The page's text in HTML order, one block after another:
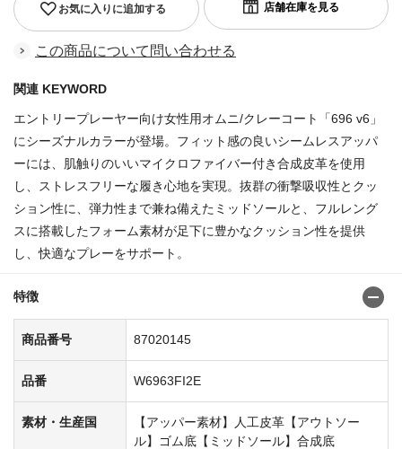
お気に入りに追加する
この商品について問い合わせる
関連 KEYWORD
エントリープレーヤー向け女性用オムニ/クレーコート「696 v6」
にシーズナルカラーが登場。フィット感の良いシームレスアッパ
ーには、肌触りのいいマイクロファイバー付き合成皮革を使用
し、ストレスフリーな履き心地を実現。抜群の衝撃吸収性とクッ
ション性に、弾力性まで兼ね備えたミッドソールと、フルレング
スに搭載したフォーム素材が足下に豊かなクッション性を提供
し、快適なプレーをサポート。
特徴
商品番号 87020145
品番 W6963FI2E
素材・生産国
【アッパー素材】人工皮革【アウトソー
ル】ゴム底【ミッドソール】合成底